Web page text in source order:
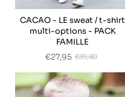
CACAO - LE sweat / t-shirt
multi-options - PACK
FAMILLE
€27,95 €39,80